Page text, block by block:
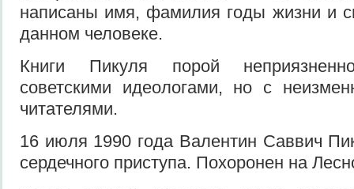
написаны имя, фамилия годы жизни и
данном человеке.
Книги Пикуля порой
советскими идеологами, но с
читателями.
16 июля 1990 года Валентин Саввич
сердечного приступа. Похоронен на